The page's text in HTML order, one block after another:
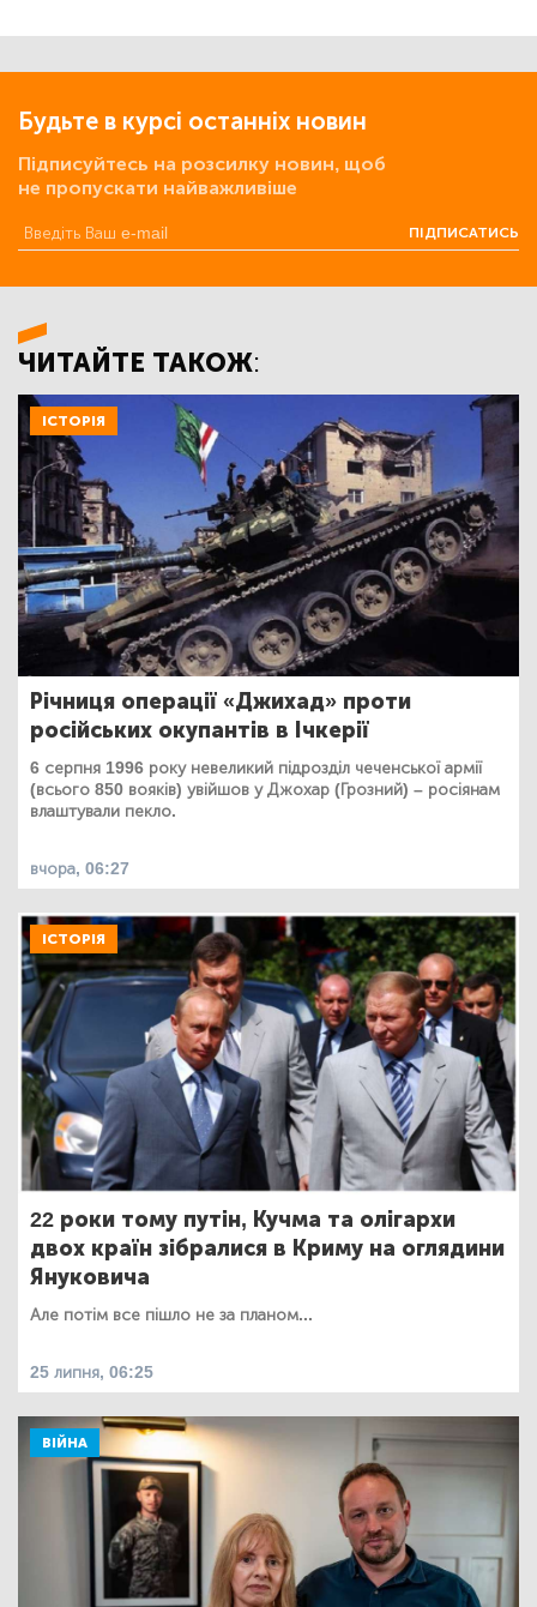
Будьте в курсі останніх новин
Підписуйтесь на розсилку новин, щоб
не пропускати найважливіше
ПІДПИСАТИСЬ
ЧИТАЙТЕ ТАКОЖ:
ІСТОРІЯ
Річниця операції «Джихад» проти
російських окупантів в Ічкерії
6 серпня 1996 року невеликий підрозділ чеченської армії
(всього 850 вояків) увійшов у Джохар (Грозний) – росіянам
влаштували пекло.
вчора, 06:27
ІСТОРІЯ
22 роки тому путін, Кучма та олігархи
двох країн зібралися в Криму на оглядини
Януковича
Але потім все пішло не за планом...
25 липня, 06:25
ВІЙНА